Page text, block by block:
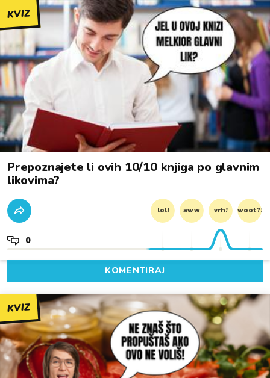
KVIZ
Prepoznajete li ovih 10/10 knjiga po glavnim
likovima?
lol! aww vrh! woot?!
0
KOMENTIRAJ
KVIZ